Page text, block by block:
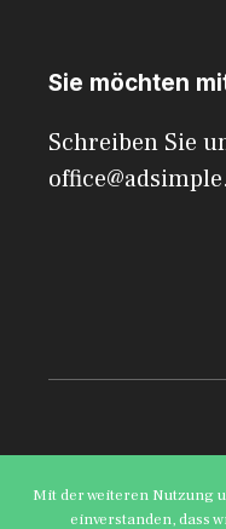
Sie möchten
Schreiben Sie
Mit der weiteren Nutzung
einverstanden, dass